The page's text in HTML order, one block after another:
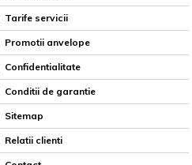
Tarife servicii
Promotii anvelope
Confidentialitate
Conditii de garantie
Sitemap
Relatii clienti